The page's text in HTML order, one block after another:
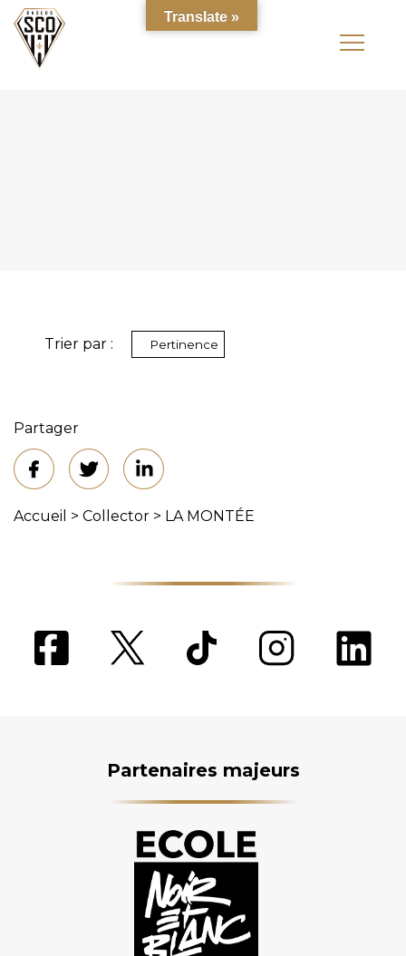
Trier par :
Partager
Accueil > Collector > LA MONTÉE
Translate »
Partenaires majeurs